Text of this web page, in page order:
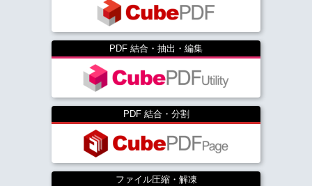
PDF 結合・抽出・編集
PDF 結合・分割
ファイル圧縮・解凍